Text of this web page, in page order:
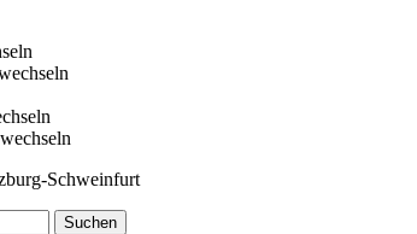
wechseln
Schweinfurt